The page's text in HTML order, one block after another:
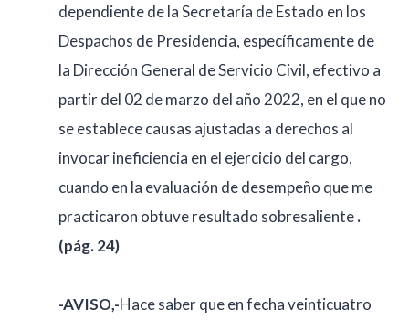
dependiente de la Secretaría de Estado en los
Despachos de Presidencia, específicamente de
la Dirección General de Servicio Civil, efectivo a
partir del 02 de marzo del año 2022, en el que no
se establece causas ajustadas a derechos al
invocar ineficiencia en el ejercicio del cargo,
cuando en la evaluación de desempeño que me
practicaron obtuve resultado sobresaliente.
(pág. 24)
-AVISO,-Hace saber que en fecha veinticuatro